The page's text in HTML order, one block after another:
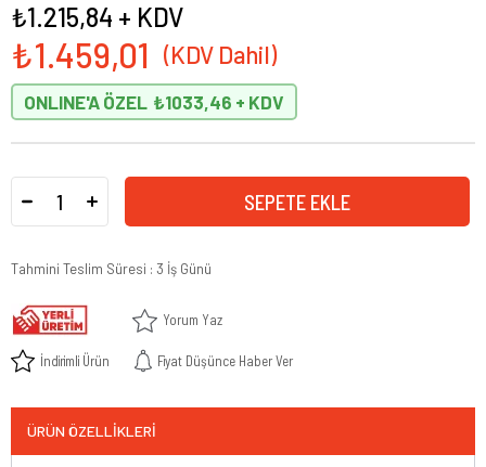
₺1.459,01
₺1.215,84 + KDV
ONLINE'A ÖZEL ₺1033,46
Tahmini Teslim Süresi : 3 İş Günü
Yorum Yaz
İndirimli Ürün Fiyat Düşünce Haber Ver
ÜRÜN ÖZELLIKLERI